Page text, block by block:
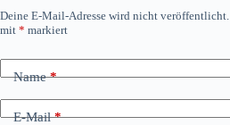
Deine E-Mail-Adresse wird nicht veröffentlicht.
mit * markiert
Name*
E-Mail*